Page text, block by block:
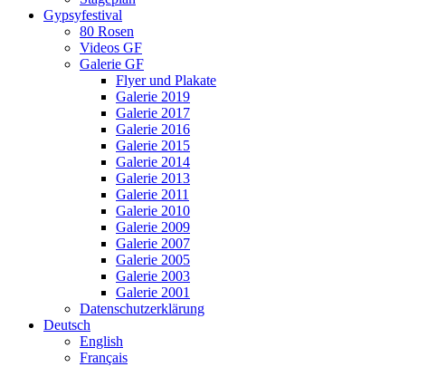
Gypsyfestival
80 Rosen
Videos GF
Galerie GF
Flyer und Plakate
Galerie 2019
Galerie 2017
Galerie 2016
Galerie 2015
Galerie 2014
Galerie 2013
Galerie 2011
Galerie 2010
Galerie 2009
Galerie 2007
Galerie 2005
Galerie 2003
Galerie 2001
Datenschutzerklärung
Deutsch
English
Français